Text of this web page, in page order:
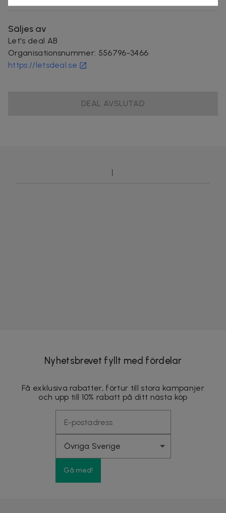
Säljes av
Let's deal AB
Organisationsnummer: 556796-3466
https://letsdeal.se
DEAL AVSLUTAD
Nyhetsbrevet fyllt med fördelar
Få exklusiva rabatter, förtur till stora kampanjer
och upp till 10% rabatt på ditt nästa köp
Gå med!